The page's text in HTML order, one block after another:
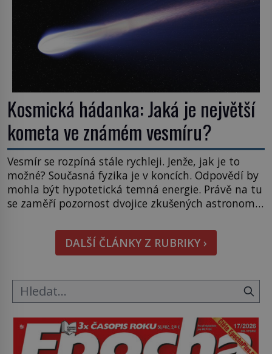
Kosmická hádanka: Jaká je největší
kometa ve známém vesmíru?
Vesmír se rozpíná stále rychleji. Jenže, jak je to
možné? Současná fyzika je v koncích. Odpovědí by
mohla být hypotetická temná energie. Právě na tu
se zaměří pozornost dvojice zkušených astronomů.
hmatatelnějšího. Naprosto rekordní kometu!
Astronomové Pedro Bernardinelli a Gary Bernstein
mravenčí prací zkoumají archivní snímky v rámci
DALŠÍ ČLÁNKY Z RUBRIKY ›